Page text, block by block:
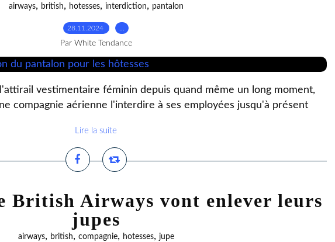
airways, british, hotesses, interdiction, pantalon
28.11.2024
Par White Tendance
vestimentaire féminin depuis quand même un long moment,
compagnie aérienne l'interdire à ses employées jusqu'à présent
Lire la suite
British Airways vont enlever leurs
jupes
airways, british, compagnie, hotesses, jupe